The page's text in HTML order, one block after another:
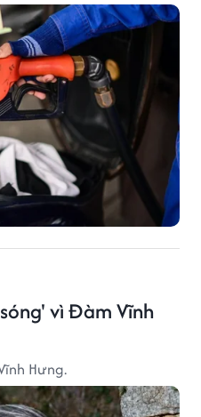
vì Đàm Vĩnh
Hưng.